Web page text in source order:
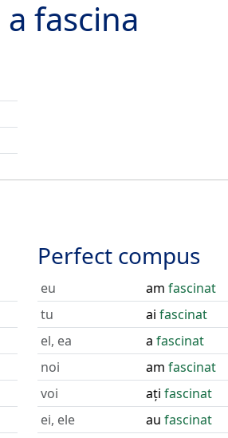
a fascina
Perfect compus
eu am fascinat
tu
ai fascinat
el, ea
a fascinat
noi
am fascinat
voi
ați fascinat
ei, ele
au fascinat